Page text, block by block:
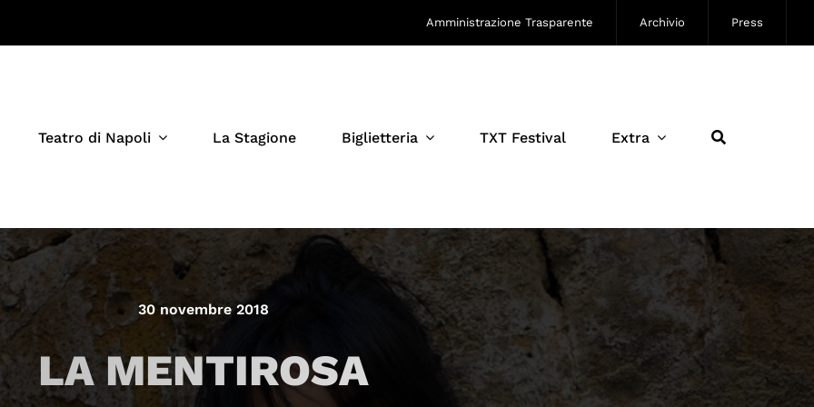
Amministrazione Trasparente Archivio Press
Teatro di Napoli La Stagione Biglietteria TXT Festival Extra
30 novembre 2018
LA MENTIROSA